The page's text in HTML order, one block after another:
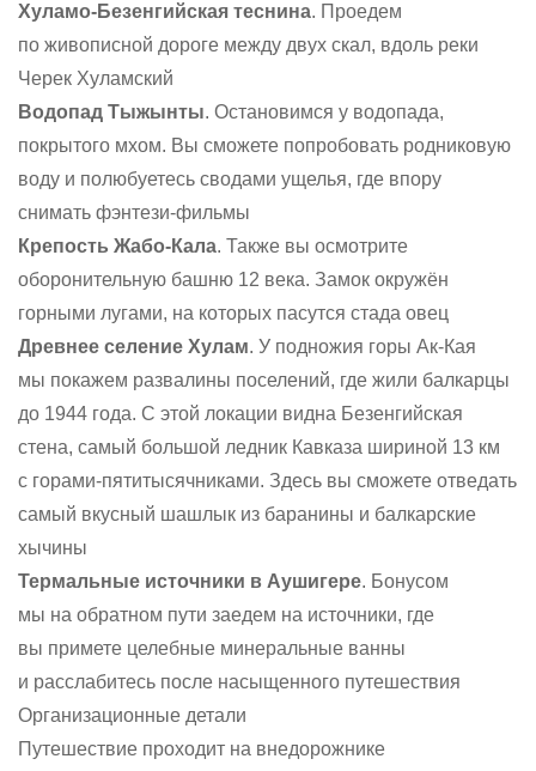
Хуламо-Безенгийская теснина. Проедем
по живописной дороге между двух скал, вдоль реки
Черек Хуламский
Водопад Тыжынты. Остановимся у водопада,
покрытого мхом. Вы сможете попробовать родниковую
воду и полюбуетесь сводами ущелья, где впору
снимать фэнтези-фильмы
Крепость Жабо-Кала. Также вы осмотрите
оборонительную башню 12 века. Замок окружён
горными лугами, на которых пасутся стада овец
Древнее селение Хулам. У подножия горы Ак-Кая
мы покажем развалины поселений, где жили балкарцы
до 1944 года. С этой локации видна Безенгийская
стена, самый большой ледник Кавказа шириной 13 км
с горами-пятитысячниками. Здесь вы сможете отведать
самый вкусный шашлык из баранины и балкарские
хычины
Термальные источники в Аушигере. Бонусом
мы на обратном пути заедем на источники, где
вы примете целебные минеральные ванны
и расслабитесь после насыщенного путешествия
Организационные детали
Путешествие проходит на внедорожнике